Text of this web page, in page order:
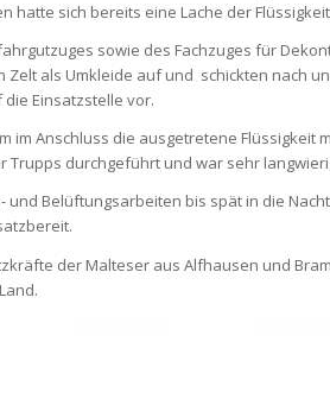
hatte sich bereits eine Lache der
sowie des Fachzuges für
als Umkleide auf und schickten nach
Einsatzstelle vor.
im Anschluss die ausgetretene Flüssigkeit
Trupps durchgeführt und war sehr
Belüftungsarbeiten bis spät in die
der Malteser aus Alfhausen und